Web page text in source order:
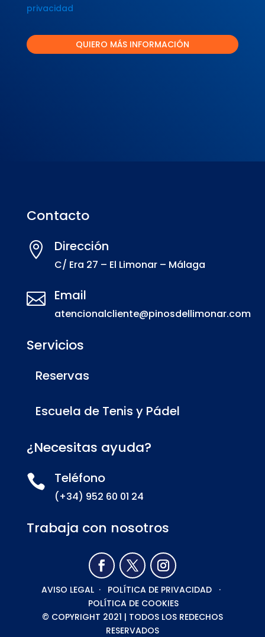
privacidad
Contacto
 Dirección
C/ Era 27 – El Limonar – Málaga
 Email
atencionalcliente@pinosdellimonar.com
Servicios
Reservas
Escuela de Tenis y Pádel
¿Necesitas ayuda?
 Teléfono
(+34) 952 60 01 24
Trabaja con nosotros
AVISO LEGAL · POLÍTICA DE PRIVACIDAD ·
POLÍTICA DE COOKIES
© COPYRIGHT 2021 | TODOS LOS REDECHOS
RESERVADOS